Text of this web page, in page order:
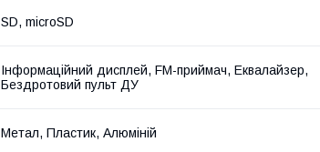
SD, microSD
Інформаційний дисплей, FM-приймач, Еквалайзер,
Бездротовий пульт ДУ
Метал, Пластик, Алюміній